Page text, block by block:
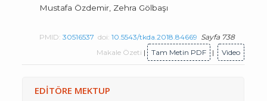
Mustafa Özdemir, Zehra Gölbaşı
PMID:30516537 doi:10.5543/tkda.2018.84669 Sayfa 738
Makale Özeti | Tam Metin PDF | Video
EDİTÖRE MEKTUP